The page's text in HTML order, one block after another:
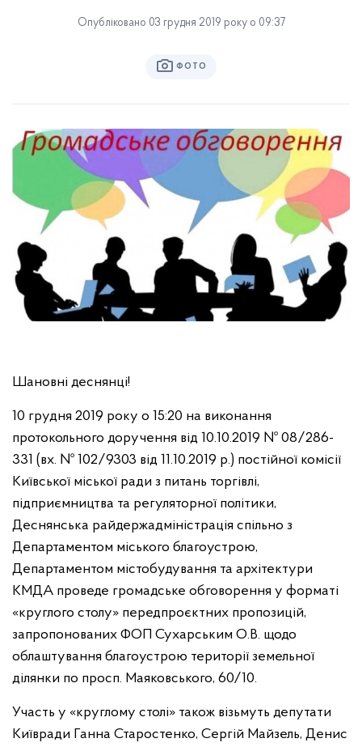
Опубліковано 03 грудня 2019 року о 09:37
ФОТО
Шановні деснянці!
10 грудня 2019 року о 15:20 на виконання
протокольного доручення від 10.10.2019 № 08/286-
331 (вх. № 102/9303 від 11.10.2019 р.) постійної комісії
Київської міської ради з питань торгівлі,
підприємництва та регуляторної політики,
Деснянська райдержадміністрація спільно з
Департаментом міського благоустрою,
Департаментом містобудування та архітектури
КМДА проведе громадське обговорення у форматі
«круглого столу» передпроєктних пропозицій,
запропонованих ФОП Сухарським О.В. щодо
облаштування благоустрою території земельної
ділянки по просп. Маяковського, 60/10.
Участь у «круглому столі» також візьмуть депутати
Київради Ганна Старостенко, Сергій Майзель, Денис